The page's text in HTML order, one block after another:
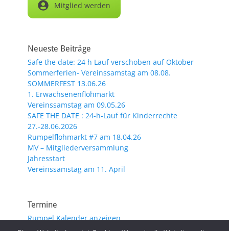
Mitglied werden
Neueste Beiträge
Safe the date: 24 h Lauf verschoben auf Oktober
Sommerferien- Vereinssamstag am 08.08.
SOMMERFEST 13.06.26
1. Erwachsenenflohmarkt
Vereinssamstag am 09.05.26
SAFE THE DATE : 24-h-Lauf für Kinderrechte
27.-28.06.2026
Rumpelflohmarkt #7 am 18.04.26
MV – Mitgliederversammlung
Jahresstart
Vereinssamstag am 11. April
Termine
Rumpel Kalender anzeigen